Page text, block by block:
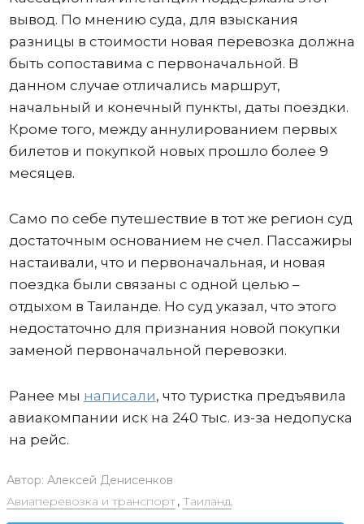
вывод. По мнению суда, для взыскания
разницы в стоимости новая перевозка должна
быть сопоставима с первоначальной. В
данном случае отличались маршрут,
начальный и конечный пункты, даты поездки.
Кроме того, между аннулированием первых
билетов и покупкой новых прошло более 9
месяцев.
Само по себе путешествие в тот же регион суд
достаточным основанием не счел. Пассажиры
настаивали, что и первоначальная, и новая
поездка были связаны с одной целью –
отдыхом в Таиланде. Но суд указал, что этого
недостаточно для признания новой покупки
заменой первоначальной перевозки.
Ранее мы написали, что туристка предъявила
авиакомпании иск на 240 тыс. из-за недопуска
на рейс.
Автор: Алексей Денисенков
Авиаперевозка и транспорт, Таиланд